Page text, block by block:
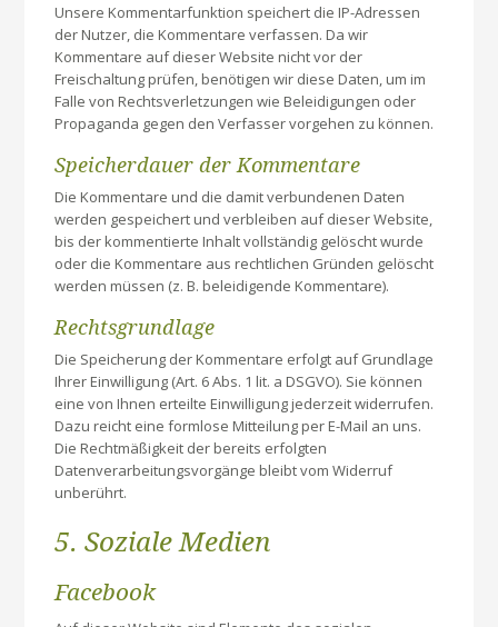
Unsere Kommentarfunktion speichert die IP-Adressen
der Nutzer, die Kommentare verfassen. Da wir
Kommentare auf dieser Website nicht vor der
Freischaltung prüfen, benötigen wir diese Daten, um im
Falle von Rechtsverletzungen wie Beleidigungen oder
Propaganda gegen den Verfasser vorgehen zu können.
Speicherdauer der Kommentare
Die Kommentare und die damit verbundenen Daten
werden gespeichert und verbleiben auf dieser Website,
bis der kommentierte Inhalt vollständig gelöscht wurde
oder die Kommentare aus rechtlichen Gründen gelöscht
werden müssen (z. B. beleidigende Kommentare).
Rechtsgrundlage
Die Speicherung der Kommentare erfolgt auf Grundlage
Ihrer Einwilligung (Art. 6 Abs. 1 lit. a DSGVO). Sie können
eine von Ihnen erteilte Einwilligung jederzeit widerrufen.
Dazu reicht eine formlose Mitteilung per E-Mail an uns.
Die Rechtmäßigkeit der bereits erfolgten
Datenverarbeitungsvorgänge bleibt vom Widerruf
unberührt.
5. Soziale Medien
Facebook